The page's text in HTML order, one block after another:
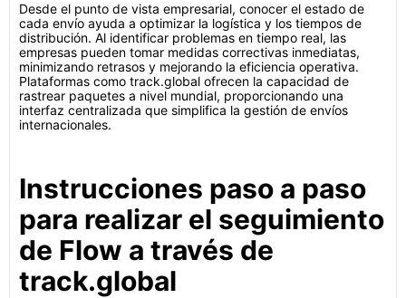
Desde el punto de vista empresarial, conocer el estado de
cada envío ayuda a optimizar la logística y los tiempos de
distribución. Al identificar problemas en tiempo real, las
empresas pueden tomar medidas correctivas inmediatas,
minimizando retrasos y mejorando la eficiencia operativa.
Plataformas como track.global ofrecen la capacidad de
rastrear paquetes a nivel mundial, proporcionando una
interfaz centralizada que simplifica la gestión de envíos
internacionales.
Instrucciones paso a paso
para realizar el seguimiento
de Flow a través de
track.global